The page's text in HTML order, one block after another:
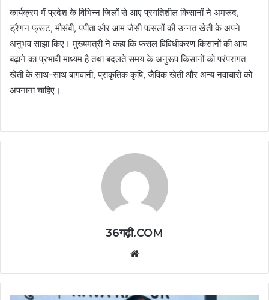
कार्यक्रम में प्रदेश के विभिन्न जिलों से आए प्रगतिशील किसानों ने अमरूद,
ड्रैगन फ्रूट, मौसंबी, पपीता और आम जैसी फसलों की उन्नत खेती के अपने
अनुभव साझा किए। मुख्यमंत्री ने कहा कि फसल विविधीकरण किसानों की आय
बढ़ाने का प्रभावी माध्यम है तथा बदलते समय के अनुरूप किसानों को परंपरागत
खेती के साथ-साथ बागवानी, प्राकृतिक कृषि, जैविक खेती और अन्य नवाचारों को
अपनाना चाहिए।
36गढ़ी.COM